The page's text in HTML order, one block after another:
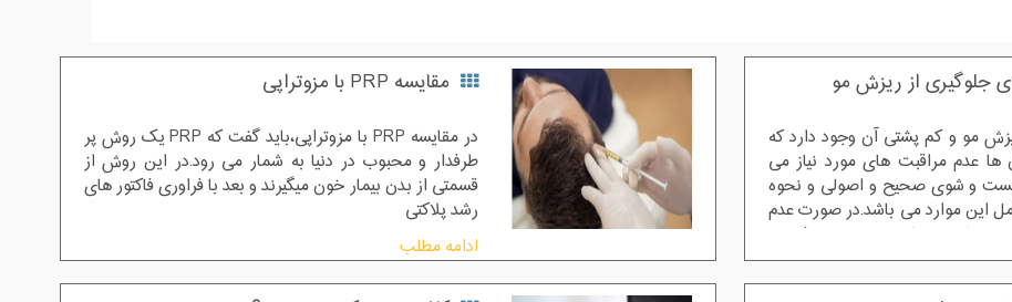
جلوگیری از ریزش مو
مو و کم پشتی آن وجود دارد که
عدم مراقبت های مورد نیاز می
و شوی صحیح و اصولی و نحوه
این موارد می باشد.در صورت عدم
دلیل حساس بودن مو ، فرد به
و ریزش شدید شده و در نهایت
آمد.در چنین حالتی تنها راه فرد
مقایسه PRP با مزوتراپی
در مقایسه PRP با مزوتراپی،باید گفت که PRP یک روش پر
طرفدار و محبوب در دنیا به شمار می رود.در این روش از
قسمتی از بدن بیمار خون میگیرند و بعد با فراوری فاکتور های
رشد پلاکتی
ادامه مطلب